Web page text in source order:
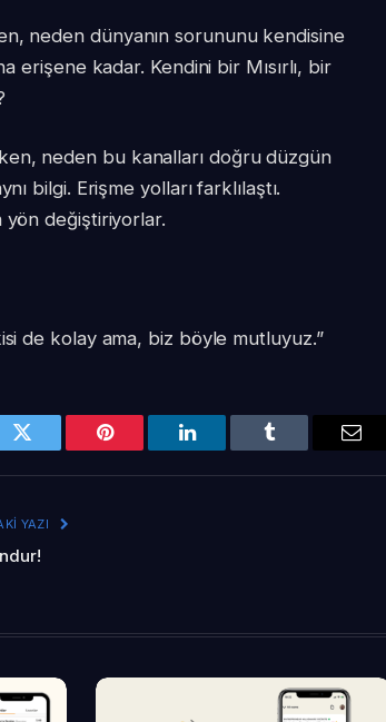
neden dünyanın sorununu kendisine
erişene kadar. Kendini bir Mısırlı, bir
neden bu kanalları doğru düzgün
bilgi. Erişme yolları farklılaştı.
yön değiştiriyorlar.
de kolay ama, biz böyle mutluyuz.”
Twitter Pinterest LinkedIn Tumblr
YAZI